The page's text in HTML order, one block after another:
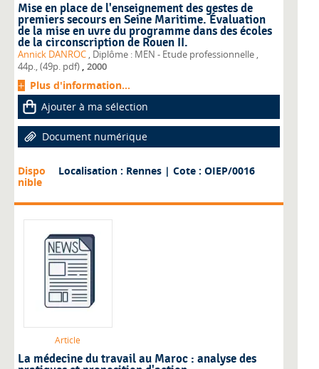
Mise en place de l'enseignement des gestes de
premiers secours en Seine Maritime. Évaluation
de la mise en uvre du programme dans des écoles
de la circonscription de Rouen II.
Annick DANROC , Diplôme : MEN - Etude professionnelle ,
44p., (49p. pdf) 2000
Plus d'information...
Ajouter à ma sélection
Document numérique
Dispo
nible
Localisation : Rennes | Cote : OIEP/0016
Article
La médecine du travail au Maroc : analyse des